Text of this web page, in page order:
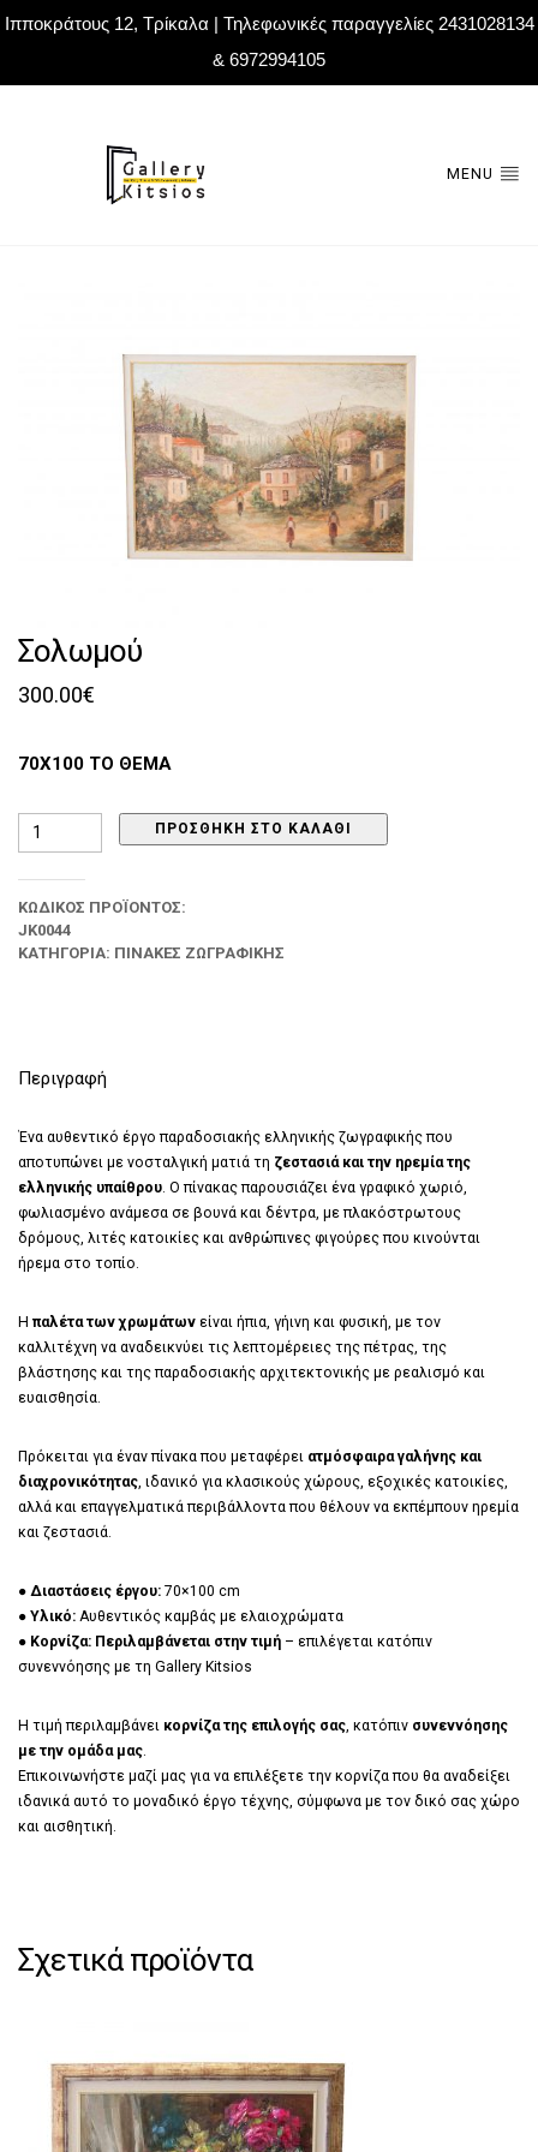
Ιπποκράτους 12, Τρίκαλα | Τηλεφωνικές παραγγελίες 2431028134
& 6972994105
MENU
Σολωμού
300.00€
70Χ100 ΤΟ ΘΕΜΑ
Σολωμού
ΠΡΟΣΘΉΚΗ ΣΤΟ ΚΑΛΆΘΙ
ΚΩΔΙΚΌΣ ΠΡΟΪΌΝΤΟΣ:
JK0044
ΚΑΤΗΓΟΡΊΑ: ΠΊΝΑΚΕΣ ΖΩΓΡΑΦΙΚΉΣ
Περιγραφή
Ένα αυθεντικό έργο παραδοσιακής ελληνικής ζωγραφικής που
αποτυπώνει με νοσταλγική ματιά τη ζεστασιά και την ηρεμία της
ελληνικής υπαίθρου. Ο πίνακας παρουσιάζει ένα γραφικό χωριό,
φωλιασμένο ανάμεσα σε βουνά και δέντρα, με πλακόστρωτους
δρόμους, λιτές κατοικίες και ανθρώπινες φιγούρες που κινούνται
ήρεμα στο τοπίο.
Η παλέτα των χρωμάτων είναι ήπια, γήινη και φυσική, με τον
καλλιτέχνη να αναδεικνύει τις λεπτομέρειες της πέτρας, της
βλάστησης και της παραδοσιακής αρχιτεκτονικής με ρεαλισμό και
ευαισθησία.
Πρόκειται για έναν πίνακα που μεταφέρει ατμόσφαιρα γαλήνης και
διαχρονικότητας, ιδανικό για κλασικούς χώρους, εξοχικές κατοικίες,
αλλά και επαγγελματικά περιβάλλοντα που θέλουν να εκπέμπουν ηρεμία
και ζεστασιά.
● Διαστάσεις έργου: 70×100 cm
● Υλικό: Αυθεντικός καμβάς με ελαιοχρώματα
● Κορνίζα: Περιλαμβάνεται στην τιμή – επιλέγεται κατόπιν
συνεννόησης με τη Gallery Kitsios
Η τιμή περιλαμβάνει κορνίζα της επιλογής σας, κατόπιν συνεννόησης
με την ομάδα μας.
Επικοινωνήστε μαζί μας για να επιλέξετε την κορνίζα που θα αναδείξει
ιδανικά αυτό το μοναδικό έργο τέχνης, σύμφωνα με τον δικό σας χώρο
και αισθητική.
Σχετικά προϊόντα